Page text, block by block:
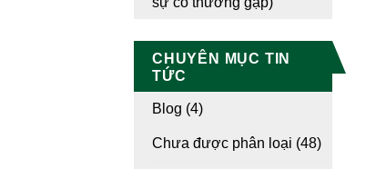
CHUYÊN MỤC TIN
TỨC
Blog (4)
Chưa được phân loại (48)